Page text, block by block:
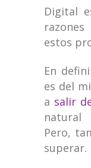
Digital
estos
En
es del
a salir
natural
Pero,
superar.